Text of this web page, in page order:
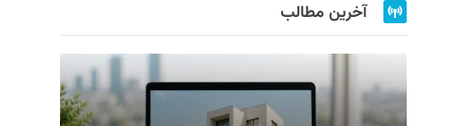
آخرین مطالب